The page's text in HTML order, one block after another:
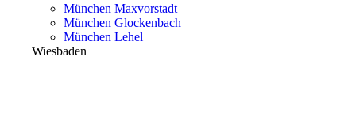
München Maxvorstadt
München Glockenbach
München Lehel
Wiesbaden